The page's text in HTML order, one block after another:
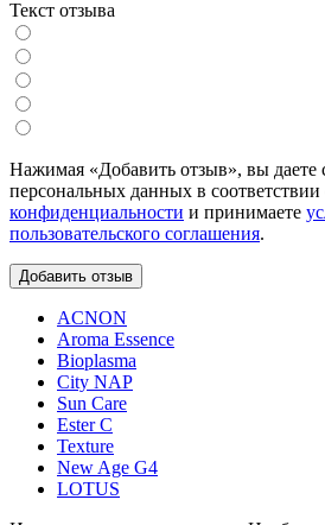
Текст отзыва
Нажимая «Добавить отзыв», вы даете
персональных данных в соответствии
конфиденциальности и принимаете
пользовательского соглашения.
ACNON
Aroma Essence
Bioplasma
City NAP
Sun Care
Ester C
Texture
New Age G4
LOTUS